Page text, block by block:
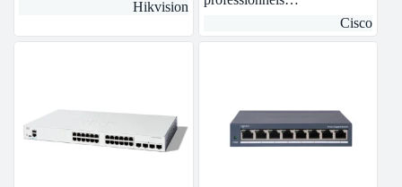
Hikvision
Cisco